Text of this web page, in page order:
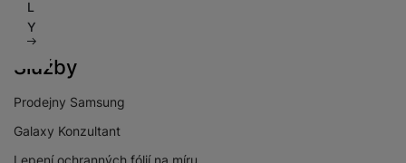
L
Y
GDPR
Služby
Prodejny Samsung
Galaxy Konzultant
Lepení ochranných fólií na míru